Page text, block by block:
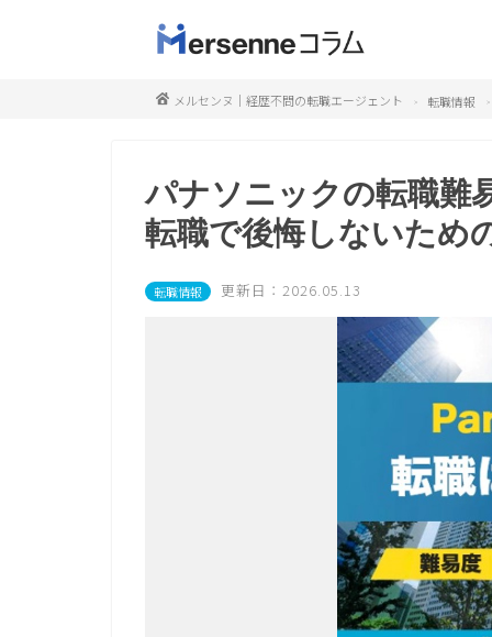
メルセンヌ｜経歴不問の転職エージェント 転職情報
パナソニックの転職難
転職で後悔しないため
転職情報 更新日：2026.05.13